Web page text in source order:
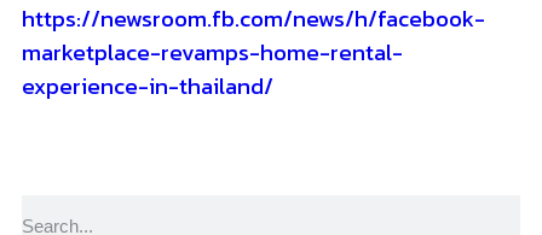
https://newsroom.fb.com/news/h/facebook-
marketplace-revamps-home-rental-
experience-in-thailand/